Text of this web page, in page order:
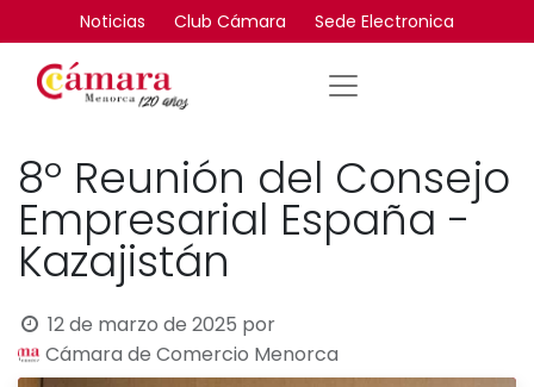
Noticias Club Cámara Sede Electronica
8º Reunión del Consejo
Empresarial España -
Kazajistán
12 de marzo de 2025 por
Cámara de Comercio Menorca